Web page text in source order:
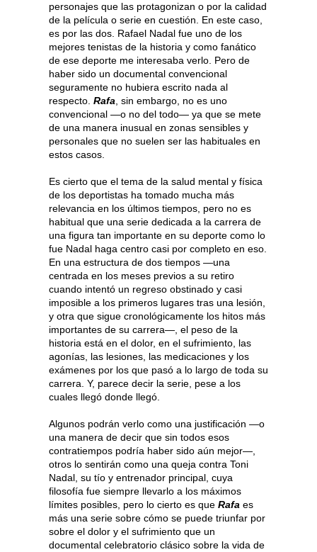
personajes que las protagonizan o por la calidad
de la película o serie en cuestión. En este caso,
es por las dos. Rafael Nadal fue uno de los
mejores tenistas de la historia y como fanático
de ese deporte me interesaba verlo. Pero de
haber sido un documental convencional
seguramente no hubiera escrito nada al
respecto. Rafa , sin embargo, no es uno
convencional —o no del todo— ya que se mete
de una manera inusual en zonas sensibles y
personales que no suelen ser las habituales en
estos casos.
Es cierto que el tema de la salud mental y física
de los deportistas ha tomado mucha más
relevancia en los últimos tiempos, pero no es
habitual que una serie dedicada a la carrera de
una figura tan importante en su deporte como lo
fue Nadal haga centro casi por completo en eso.
En una estructura de dos tiempos —una
centrada en los meses previos a su retiro
cuando intentó un regreso obstinado y casi
imposible a los primeros lugares tras una lesión,
y otra que sigue cronológicamente los hitos más
importantes de su carrera—, el peso de la
historia está en el dolor, en el sufrimiento, las
agonías, las lesiones, las medicaciones y los
exámenes por los que pasó a lo largo de toda su
carrera. Y, parece decir la serie, pese a los
cuales llegó donde llegó.
Algunos podrán verlo como una justificación —o
una manera de decir que sin todos esos
contratiempos podría haber sido aún mejor—,
otros lo sentirán como una queja contra Toni
Nadal, su tío y entrenador principal, cuya
filosofía fue siempre llevarlo a los máximos
límites posibles, pero lo cierto es que Rafa es
más una serie sobre cómo se puede triunfar por
sobre el dolor y el sufrimiento que un
documental celebratorio clásico sobre la vida de